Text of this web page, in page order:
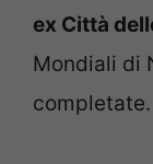
ex Città
Mondiali di